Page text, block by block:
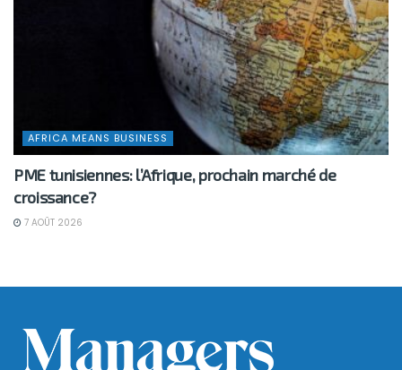
AFRICA MEANS BUSINESS
PME tunisiennes: l’Afrique, prochain marché de
croissance?
7 AOÛT 2026